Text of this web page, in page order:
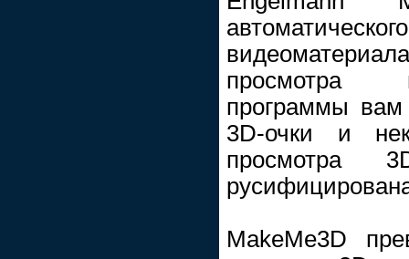
просмотра
программы вам
3D-очки и
просмотра
MakeMe3D